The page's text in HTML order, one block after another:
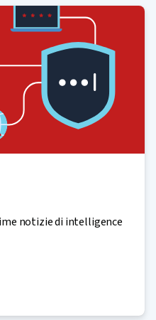
notizie di intelligence